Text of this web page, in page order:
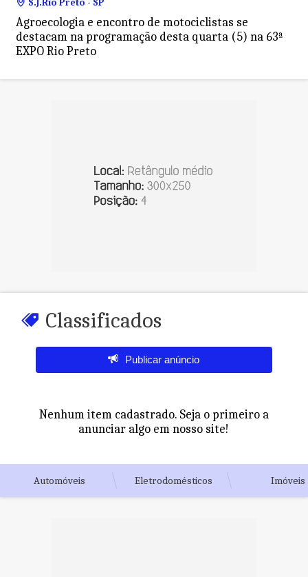
S.J.Rio Preto - SP
Agroecologia e encontro de motociclistas se
destacam na programação desta quarta (5) na 63ª
EXPO Rio Preto
Classificados
Publicar anúncio
Nenhum item cadastrado. Seja o primeiro a
anunciar algo em nosso site!
Automóveis Eletrodomésticos Imóveis